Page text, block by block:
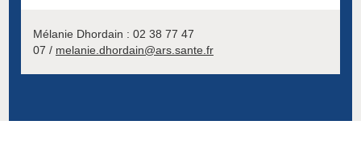
Mélanie Dhordain : 02 38 77 47
07 / melanie.dhordain@ars.sante.fr